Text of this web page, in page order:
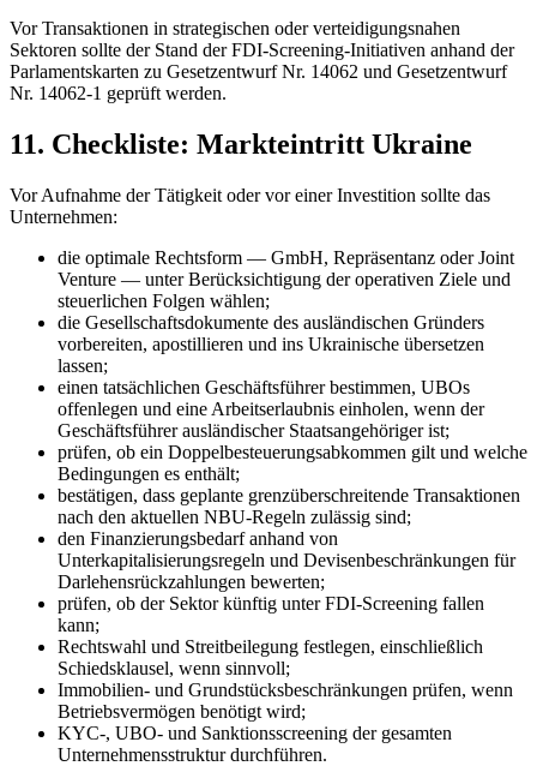
Vor Transaktionen in strategischen oder verteidigungsnahen
Sektoren sollte der Stand der FDI-Screening-Initiativen anhand der
Parlamentskarten zu Gesetzentwurf Nr. 14062 und Gesetzentwurf
Nr. 14062-1 geprüft werden.
11. Checkliste: Markteintritt Ukraine
Vor Aufnahme der Tätigkeit oder vor einer Investition sollte das
Unternehmen:
die optimale Rechtsform — GmbH, Repräsentanz oder Joint
Venture — unter Berücksichtigung der operativen Ziele und
steuerlichen Folgen wählen;
die Gesellschaftsdokumente des ausländischen Gründers
vorbereiten, apostillieren und ins Ukrainische übersetzen
lassen;
einen tatsächlichen Geschäftsführer bestimmen, UBOs
offenlegen und eine Arbeitserlaubnis einholen, wenn der
Geschäftsführer ausländischer Staatsangehöriger ist;
prüfen, ob ein Doppelbesteuerungsabkommen gilt und welche
Bedingungen es enthält;
bestätigen, dass geplante grenzüberschreitende Transaktionen
nach den aktuellen NBU-Regeln zulässig sind;
den Finanzierungsbedarf anhand von
Unterkapitalisierungsregeln und Devisenbeschränkungen für
Darlehensrückzahlungen bewerten;
prüfen, ob der Sektor künftig unter FDI-Screening fallen
kann;
Rechtswahl und Streitbeilegung festlegen, einschließlich
Schiedsklausel, wenn sinnvoll;
Immobilien- und Grundstücksbeschränkungen prüfen, wenn
Betriebsvermögen benötigt wird;
KYC-, UBO- und Sanktionsscreening der gesamten
Unternehmensstruktur durchführen.